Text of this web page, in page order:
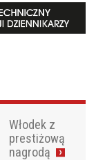
Włodek z
prestiżową
nagrodą